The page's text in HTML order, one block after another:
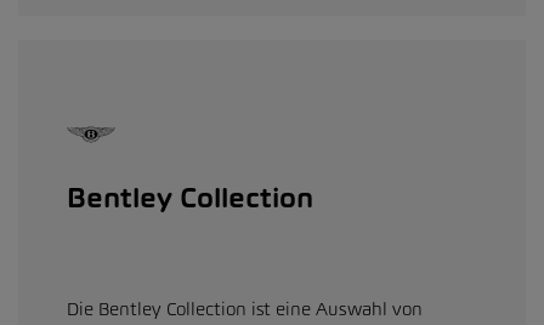
Bentley Collection
Die Bentley Collection ist eine Auswahl von